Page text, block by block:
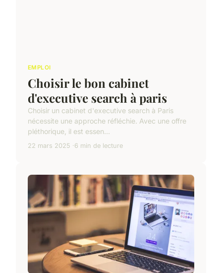
EMPLOI
Choisir le bon cabinet
d'executive search à paris
Choisir un cabinet d'executive search à Paris
nécessite une approche réfléchie. Avec une offre
pléthorique, il est essen...
22 mars 2025 6 min de lecture